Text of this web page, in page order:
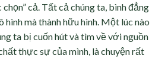
cả. Tất cả chúng ta, bình đẳng
hình mà thành hữu hình. Một lúc nào
ta bị cuốn hút và tìm về với nguồn
thực sự của mình, là chuyện rất